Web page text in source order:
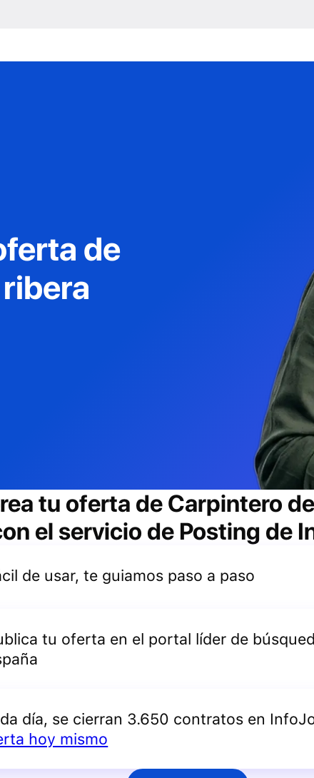
de
tu oferta de Carpintero
el servicio de Posting de
de usar, te guiamos paso a paso
tu oferta en el portal líder de
día, se cierran 3.650 contratos en
hoy mismo